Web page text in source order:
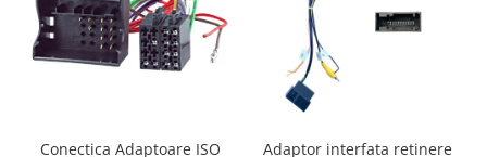
Conectica Adaptoare ISO
Adaptor interfata retinere